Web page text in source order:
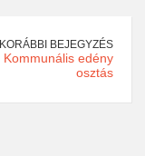
KORÁBBI BEJEGYZÉS
Kommunális edény
osztás